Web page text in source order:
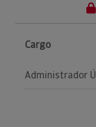
Cargo
Administrador